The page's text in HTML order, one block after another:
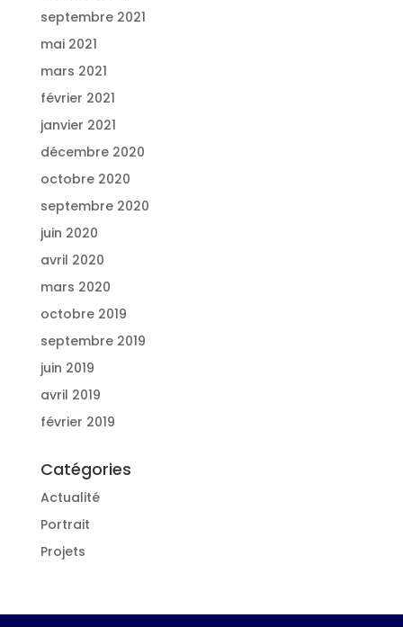
septembre 2021
mai 2021
mars 2021
février 2021
janvier 2021
décembre 2020
octobre 2020
septembre 2020
juin 2020
avril 2020
mars 2020
octobre 2019
septembre 2019
juin 2019
avril 2019
février 2019
Catégories
Actualité
Portrait
Projets